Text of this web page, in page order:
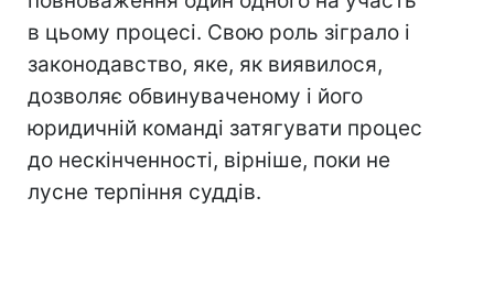
в цьому процесі. Свою роль зіграло і
законодавство, яке, як виявилося,
дозволяє обвинуваченому і його
юридичній команді затягувати процес
до нескінченності, вірніше, поки не
лусне терпіння суддів.